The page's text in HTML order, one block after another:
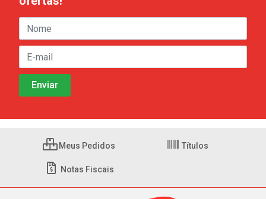
Meus Pedidos Títulos
Notas Fiscais